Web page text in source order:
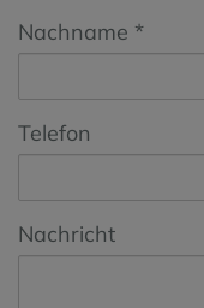
Nachname
Telefon
Nachricht